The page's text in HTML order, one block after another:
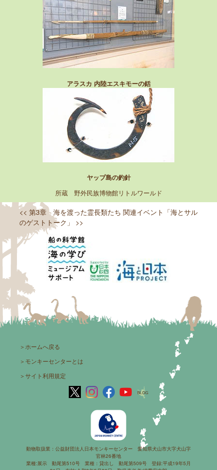
アラスカ 内陸エスキモーの銛
ヤップ島の釣針
所蔵 野外民族博物館リトルワールド
<< 第3章 海を渡った霊長類たち 関連イベント「海とサル
のゲストトーク」 >>
＞ ホームへ戻る
＞ モンキーセンターとは
＞サイト利用規定
動物取扱業：公益財団法人日本モンキーセンター 愛知県犬山市大字犬山字
官林26番地
業種:展示 動尾第510号 業種：貸出し 動尾第509号 登録:平成19年5月